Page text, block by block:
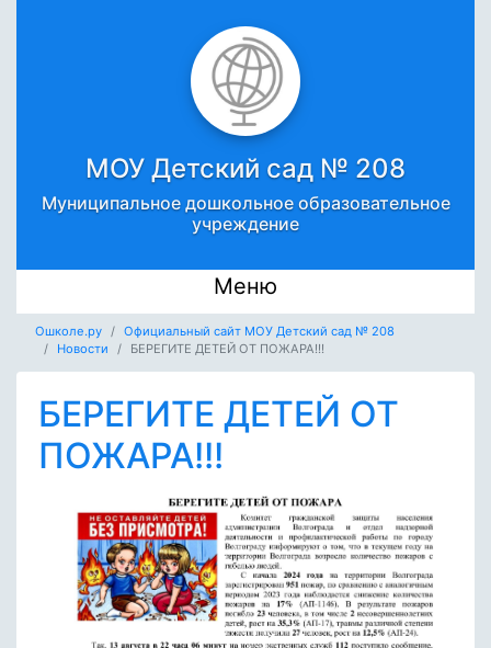
МОУ Детский сад № 208
Муниципальное дошкольное образовательное
учреждение
Меню
Ошколе.ру
Официальный сайт МОУ Детский сад № 208
Новости
БЕРЕГИТЕ ДЕТЕЙ ОТ ПОЖАРА!!!
БЕРЕГИТЕ ДЕТЕЙ ОТ
ПОЖАРА!!!